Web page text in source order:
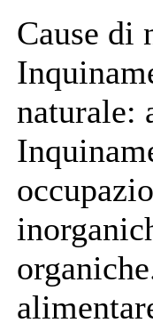
Cause di
naturale: